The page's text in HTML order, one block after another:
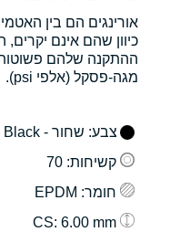
אורינגים הם בין
כיוון שהם אינם יקרים,
ההתקנה שלהם
מגה-פסקל (אלפי psi).
צבע: שחור - Black
קשיחות: 70
חומר: EPDM
: 6.00 mm